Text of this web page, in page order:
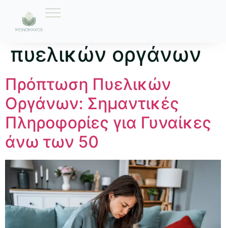
Ετικέτα:
πυελικών οργάνων
Πρόπτωση Πυελικών
Οργάνων: Σημαντικές
Πληροφορίες για Γυναίκες
άνω των 50